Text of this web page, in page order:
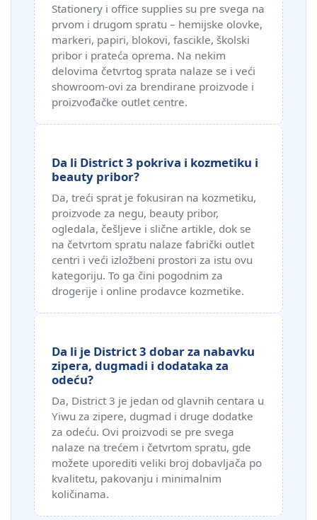
Stationery i office supplies su pre svega na
prvom i drugom spratu – hemijske olovke,
markeri, papiri, blokovi, fascikle, školski
pribor i prateća oprema. Na nekim
delovima četvrtog sprata nalaze se i veći
showroom‑ovi za brendirane proizvode i
proizvođačke outlet centre.
Da li District 3 pokriva i kozmetiku i
beauty pribor?
Da, treći sprat je fokusiran na kozmetiku,
proizvode za negu, beauty pribor,
ogledala, češljeve i slične artikle, dok se
na četvrtom spratu nalaze fabrički outlet
centri i veći izložbeni prostori za istu ovu
kategoriju. To ga čini pogodnim za
drogerije i online prodavce kozmetike.
Da li je District 3 dobar za nabavku
zipera, dugmadi i dodataka za
odeću?
Da, District 3 je jedan od glavnih centara u
Yiwu za zipere, dugmad i druge dodatke
za odeću. Ovi proizvodi se pre svega
nalaze na trećem i četvrtom spratu, gde
možete uporediti veliki broj dobavljača po
kvalitetu, pakovanju i minimalnim
količinama.